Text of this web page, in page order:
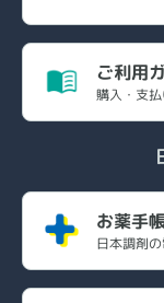
ご利用
購入・支
お薬手
日本調剤